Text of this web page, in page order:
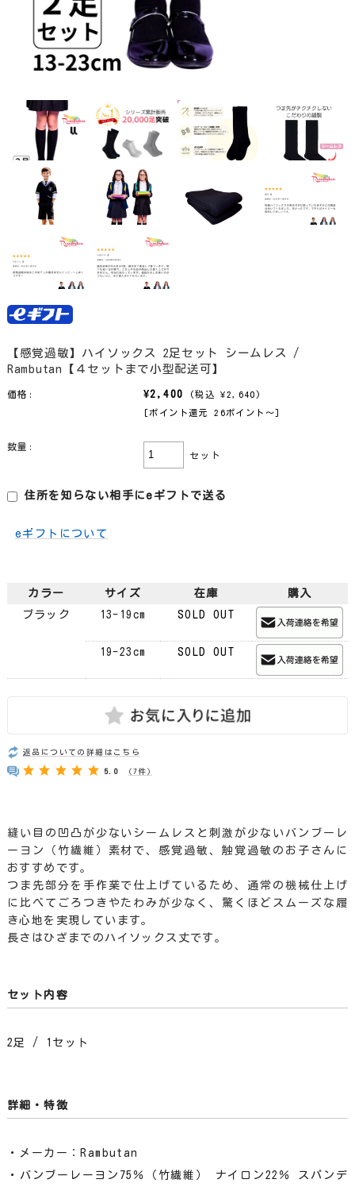
【感覚過敏】ハイソックス 2足セット シームレス /
Rambutan【４セットまで小型配送可】
価格: ¥2,400 (税込 ¥2,640)
[ポイント還元 26ポイント〜]
数量:
セット
住所を知らない相手にeギフトで送る
eギフトについて
カラー サイズ 在庫
購入
ブラック
13-19cm SOLD OUT
19-23cm SOLD OUT
返品についての詳細はこちら
5.0 (7件)
縫い目の凹凸が少ないシームレスと刺激が少ないバンブーレ
ーヨン（竹繊維）素材で、感覚過敏、触覚過敏のお子さんに
おすすめです。
つま先部分を手作業で仕上げているため、通常の機械仕上げ
に比べてごろつきやたわみが少なく、驚くほどスムーズな履
き心地を実現しています。
長さはひざまでのハイソックス丈です。
セット内容
2足 / 1セット
詳細・特徴
・メーカー：Rambutan
・バンブーレーヨン75％（竹繊維） ナイロン22％ スパンデ